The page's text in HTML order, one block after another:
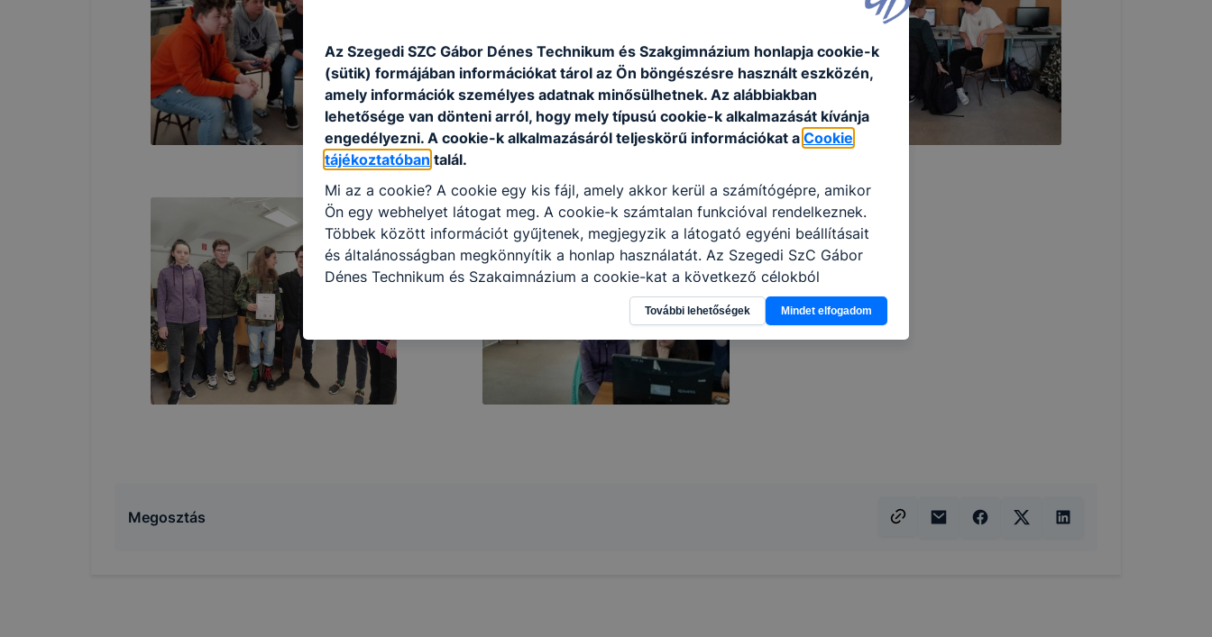
Megosztás
Az Szegedi SZC Gábor Dénes Technikum és Szakgimnázium honlapja cookie-k
(sütik) formájában információkat tárol az Ön böngészésre használt eszközén,
amely információk személyes adatnak minősülhetnek. Az alábbiakban
lehetősége van dönteni arról, hogy mely típusú cookie-k alkalmazását kívánja
engedélyezni. A cookie-k alkalmazásáról teljeskörű információkat a Cookie
tájékoztatóban talál.
Mi az a cookie? A cookie egy kis fájl, amely akkor kerül a számítógépre, amikor
Ön egy webhelyet látogat meg. A cookie-k számtalan funkcióval rendelkeznek.
Többek között információt gyűjtenek, megjegyzik a látogató egyéni beállításait
és általánosságban megkönnyítik a honlap használatát. Az Szegedi SzC Gábor
Dénes Technikum és Szakgimnázium a cookie-kat a következő célokból
használja: információ gyűjtése azzal kapcsolatban, hogyan használja Ön a
honlapot -annak felmérésével, hogy a honlap melyik részeit látogatja, vagy
használja leginkább, így megtudhatjuk, hogyan biztosítsunk Önnek még jobb
felhasználói élményt, ha ismét meglátogatja oldalunkat, honlap fejlesztése.
Hogyan ellenőrizheti és hogyan tudja kikapcsolni a cookie-kat? Minden modern
böngésző engedélyezi a cookie-k beállításának a változtatását. A legtöbb
További lehetőségek Mindet elfogadom